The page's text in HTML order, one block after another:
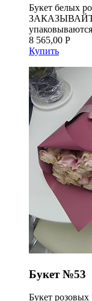
Букет белых
8 565,00 Р
Купить
Букет №53
Букет розовых